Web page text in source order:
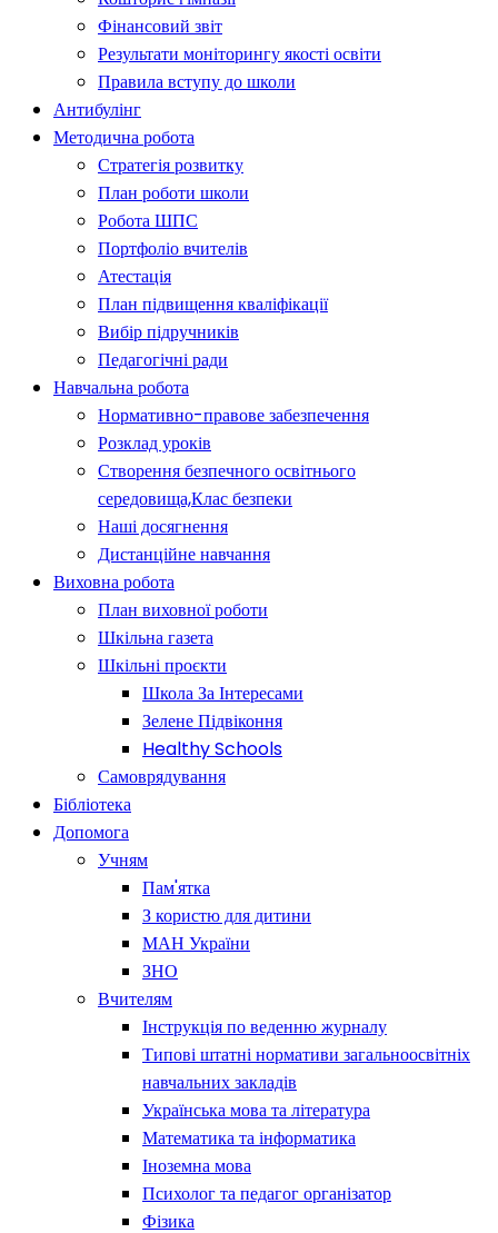
Фінансовий звіт
Результати моніторингу якості освіти
Правила вступу до школи
Антибулінг
Методична робота
Стратегія розвитку
План роботи школи
Робота ШПС
Портфоліо вчителів
Атестація
План підвищення кваліфікації
Вибір підручників
Педагогічні ради
Навчальна робота
Нормативно-правове забезпечення
Розклад уроків
Створення безпечного освітнього
середовища,Клас безпеки
Наші досягнення
Дистанційне навчання
Виховна робота
План виховної роботи
Шкільна газета
Шкільні проєкти
Школа За Інтересами
Зелене Підвіконня
Healthy Schools
Самоврядування
Бібліотека
Допомога
Учням
Пам'ятка
З користю для дитини
МАН України
ЗНО
Вчителям
Інструкція по веденню журналу
Типові штатні нормативи загальноосвітніх
навчальних закладів
Українська мова та література
Математика та інформатика
Іноземна мова
Психолог та педагог організатор
Фізика